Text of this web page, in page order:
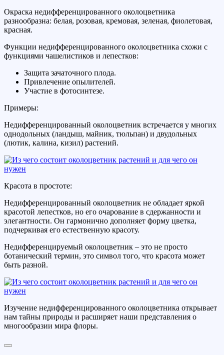
Окраска недифференцированного околоцветника
разнообразна: белая, розовая, кремовая, зеленая, фиолетовая,
красная.
Функции недифференцированного околоцветника схожи с
функциями чашелистиков и лепестков:
Защита зачаточного плода.
Привлечение опылителей.
Участие в фотосинтезе.
Примеры:
Недифференцированный околоцветник встречается у многих
однодольных (ландыш, майник, тюльпан) и двудольных
(лютик, калина, кизил) растений.
Красота в простоте:
Недифференцированный околоцветник не обладает яркой
красотой лепестков, но его очарование в сдержанности и
элегантности. Он гармонично дополняет форму цветка,
подчеркивая его естественную красоту.
Недифференцируемый околоцветник – это не просто
ботанический термин, это символ того, что красота может
быть разной.
Изучение недифференцированного околоцветника открывает
нам тайны природы и расширяет наши представления о
многообразии мира флоры.